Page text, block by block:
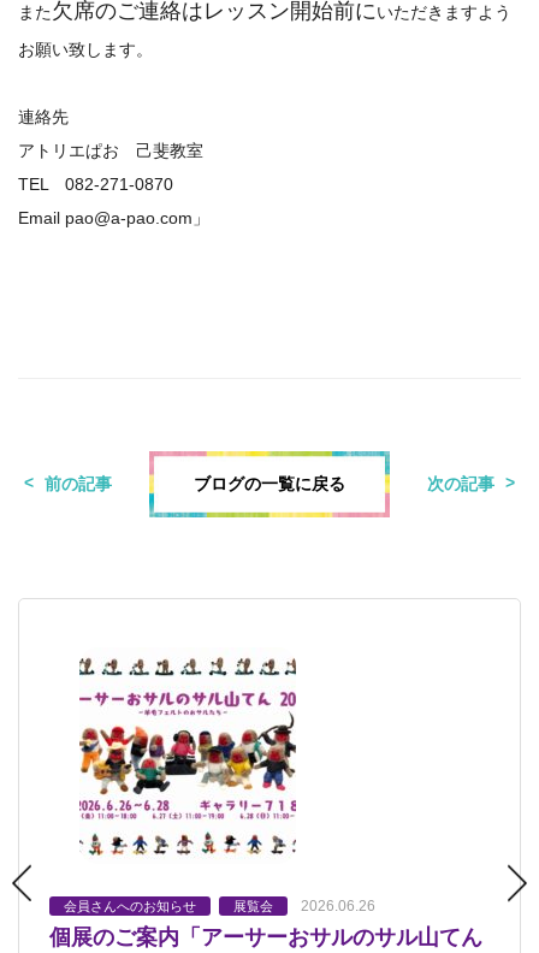
また欠席のご連絡はレッスン開始前にいただきますよう
お願い致します。
連絡先
アトリエぱお 己斐教室
TEL 082-271-0870
Email pao@a-pao.com」
前の記事 ブログの一覧に戻る 次の記事
会員さんへのお知らせ 展覧会 2026.06.26
個展のご案内「アーサーおサルのサル山てん
会員さんへのお知らせ 展覧会 2026.06.12
「アーサーおサルのサル山てん2026」
プレプチ プチクラス キッズクラス・ジュニアクラス
中高生クラス・おとなクラス 会員さんへのお知らせ スケッ
会員さんへのお知らせ 展覧会 2026.03.08
平和大通り芸術祭
キッズクラス・ジュニアクラス 会員さんへのお知らせ
会 2026.03.06